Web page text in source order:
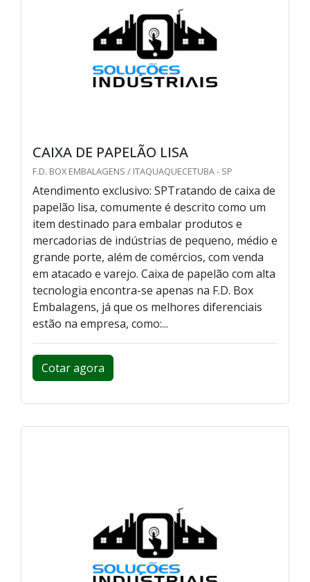
CAIXA DE PAPELÃO LISA
F.D. BOX EMBALAGENS / ITAQUAQUECETUBA - SP
Atendimento exclusivo: SPTratando de caixa de
papelão lisa, comumente é descrito como um
item destinado para embalar produtos e
mercadorias de indústrias de pequeno, médio e
grande porte, além de comércios, com venda
em atacado e varejo. Caixa de papelão com alta
tecnologia encontra-se apenas na F.D. Box
Embalagens, já que os melhores diferenciais
estão na empresa, como:...
Cotar agora